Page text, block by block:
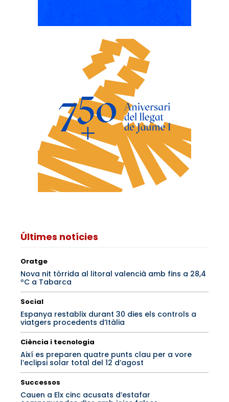
Últimes notícies
Oratge
Nova nit tòrrida al litoral valencià amb fins a 28,4
ºC a Tabarca
Social
Espanya restablix durant 30 dies els controls a
viatgers procedents d’Itàlia
Ciència i tecnologia
Així es preparen quatre punts clau per a vore
l’eclipsi solar total del 12 d’agost
Successos
Cauen a Elx cinc acusats d’estafar